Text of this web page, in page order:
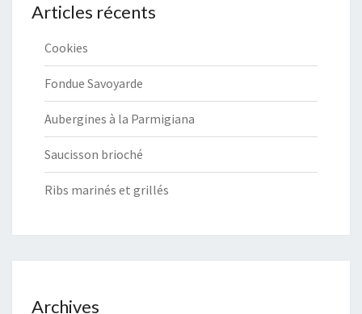
Articles récents
Cookies
Fondue Savoyarde
Aubergines à la Parmigiana
Saucisson brioché
Ribs marinés et grillés
Archives